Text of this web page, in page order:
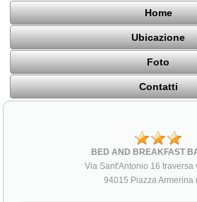
Home
Ubicazione
Foto
Contatti
BED AND BREAKFAST
Via Sant'Antonio 16 traversa
94015 Piazza Armerina